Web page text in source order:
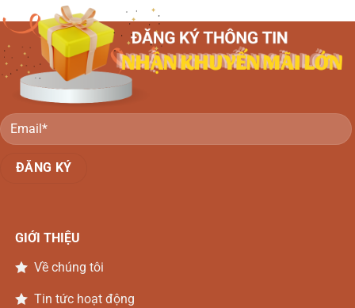
GIỚI THIỆU
Về chúng tôi
Tin tức hoạt động